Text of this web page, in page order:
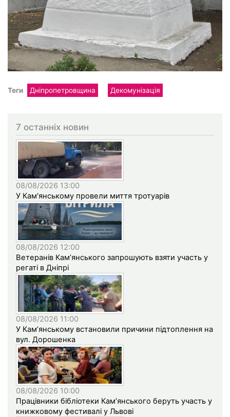
Теги Дніпропетровщина Декомунізація
7 останніх новин
08/08/2026 13:00
У Кам'янському провели миття тротуарів
08/08/2026 12:00
Ветеранів Кам’янського запрошують взяти участь у
регаті в Дніпрі
08/08/2026 11:00
У Кам’янському встановили причини підтоплення на
вул. Дорошенка
08/08/2026 10:00
Працівники бібліотеки Кам’янського беруть участь у
книжковому фестивалі у Львові